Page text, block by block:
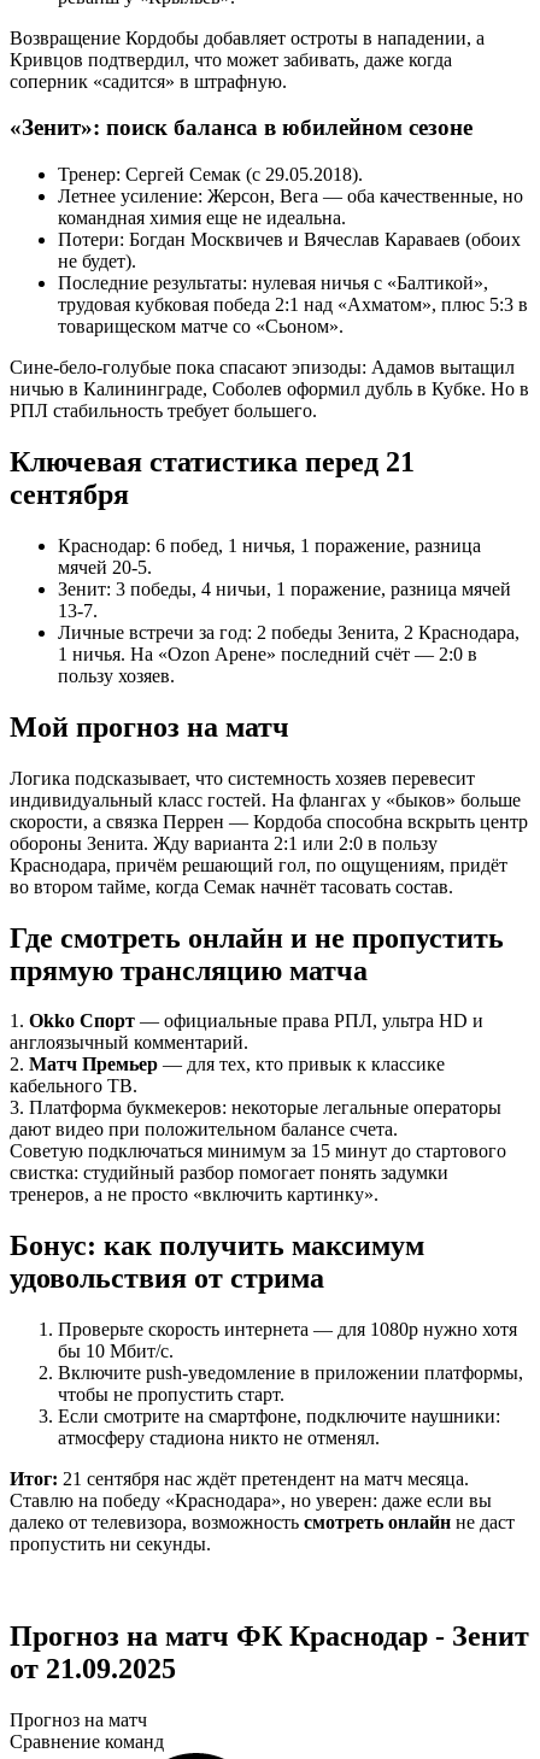
Возвращение Кордобы добавляет остроты в нападении, а
Кривцов подтвердил, что может забивать, даже когда
соперник «садится» в штрафную.
«Зенит»: поиск баланса в юбилейном сезоне
Тренер: Сергей Семак (с 29.05.2018).
Летнее усиление: Жерсон, Вега — оба качественные, но
командная химия еще не идеальна.
Потери: Богдан Москвичев и Вячеслав Караваев (обоих
не будет).
Последние результаты: нулевая ничья с «Балтикой»,
трудовая кубковая победа 2:1 над «Ахматом», плюс 5:3 в
товарищеском матче со «Сьоном».
Сине-бело-голубые пока спасают эпизоды: Адамов вытащил
ничью в Калининграде, Соболев оформил дубль в Кубке. Но в
РПЛ стабильность требует большего.
Ключевая статистика перед 21
сентября
Краснодар: 6 побед, 1 ничья, 1 поражение, разница
мячей 20-5.
Зенит: 3 победы, 4 ничьи, 1 поражение, разница мячей
13-7.
Личные встречи за год: 2 победы Зенита, 2 Краснодара,
1 ничья. На «Ozon Арене» последний счёт — 2:0 в
пользу хозяев.
Мой прогноз на матч
Логика подсказывает, что системность хозяев перевесит
индивидуальный класс гостей. На флангах у «быков» больше
скорости, а связка Перрен — Кордоба способна вскрыть центр
обороны Зенита. Жду варианта 2:1 или 2:0 в пользу
Краснодара, причём решающий гол, по ощущениям, придёт
во втором тайме, когда Семак начнёт тасовать состав.
Где смотреть онлайн и не пропустить
прямую трансляцию матча
1. Okko Спорт — официальные права РПЛ, ультра HD и
англоязычный комментарий.
2. Матч Премьер — для тех, кто привык к классике
кабельного ТВ.
3. Платформа букмекеров: некоторые легальные операторы
дают видео при положительном балансе счета.
Советую подключаться минимум за 15 минут до стартового
свистка: студийный разбор помогает понять задумки
тренеров, а не просто «включить картинку».
Бонус: как получить максимум
удовольствия от стрима
Проверьте скорость интернета — для 1080p нужно хотя
бы 10 Мбит/с.
Включите push-уведомление в приложении платформы,
чтобы не пропустить старт.
Если смотрите на смартфоне, подключите наушники:
атмосферу стадиона никто не отменял.
Итог: 21 сентября нас ждёт претендент на матч месяца.
Ставлю на победу «Краснодара», но уверен: даже если вы
далеко от телевизора, возможность смотреть онлайн не даст
пропустить ни секунды.
Прогноз на матч ФК Краснодар - Зенит
от 21.09.2025
Прогноз на матч
Сравнение команд